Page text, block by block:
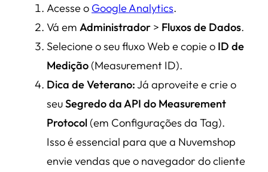
Acesse o Google Analytics.
Vá em Administrador > Fluxos de Dados.
Selecione o seu fluxo Web e copie o ID de
Medição (Measurement ID).
Dica de Veterano:Já aproveite e crie o
seuSegredo da API do Measurement
Protocol (em Configurações da Tag).
Isso é essencial para que a Nuvemshop
envie vendas que o navegador do cliente